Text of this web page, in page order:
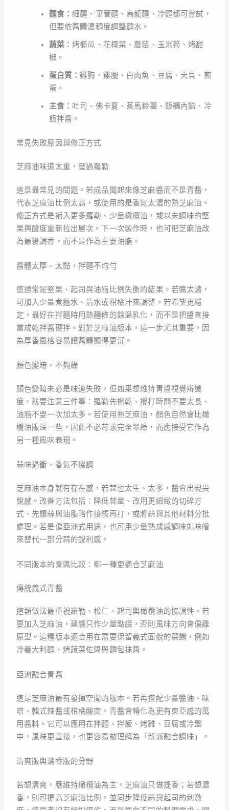
麵食：細麵、筆管麵、烏龍麵、冷麵都可嘗試，
但要依醬體濃稠度調整麵水。
蔬菜：烤櫛瓜、花椰菜、蘑菇、玉米筍、烤甜
椒。
蛋白質：雞胸、雞腿、白肉魚、豆腐、天貝、煎
蛋。
主食： 吐司、佛卡夏、蒸馬鈴薯、飯糰內餡、冷
飯拌醬。
常見失敗原因與修正方式
芝麻油味道太重，壓過羅勒
這是最常見的問題。若成品聞起來像芝麻醬而不是青醬，
代表芝麻油比例太高，或使用的是香氣太濃的熟芝麻油。
修正方式是補入更多羅勒、少量橄欖油，或以未調味的堅
果與酸度重新拉出層次。下一次製作時，也可把芝麻油改
為最後調香，而不是作為主要油脂。
醬體太厚、太黏，拌麵不均勻
這通常是堅果、起司與油脂比例失衡的結果。若醬太濃，
可加入少量煮麵水、清水或柑橘汁來調整。若希望更穩
定，最好在拌麵時用熱麵條的餘溫乳化，而不是把醬直接
當成乾拌醬硬拌。對於芝麻油版本，這一步尤其重要，因
為厚香風格容易讓醬體顯得更沉。
顏色變暗，不夠綠
顏色變暗未必是味道失敗，但如果想維持青醬視覺辨識
度，就要注意三件事：羅勒先擦乾、攪打時間不要太長、
油脂不要一次加太多。若使用熟芝麻油，顏色自然會比橄
欖油版深一些，因此不必苛求完全翠綠，而應接受它作為
另一種風味表現。
蒜味過衝、香氣不協調
芝麻油本身就有存在感，若蒜也太生、太多，醬會出現尖
銳感。改善方法包括：降低蒜量、改用更細緻的切碎方
式、先讓蒜與油脂略作接觸再打，或將蒜與其他材料分批
處理。若是偏亞洲式用途，也可用少量熟成感調味如味噌
來替代一部分蒜的銳利感。
不同版本的青醬比較：哪一種更適合芝麻油
傳統義式青醬
這類做法最重視羅勒、松仁、起司與橄欖油的協調性。若
要加入芝麻油，建議只作少量點綴，否則風味方向會偏離
原型。這種版本適合用在需要保留義式面貌的菜餚，例如
冷義大利麵、烤蔬菜佐醬與麵包抹醬。
亞洲融合青醬
這是芝麻油最有發揮空間的版本。若再搭配少量醬油、味
噌、韓式辣醬或柑橘酸度，青醬會轉化為更有東亞感的萬
用醬料。它可以應用在拌麵、拌飯、烤雞、豆腐或冷盤
中，風味更直接，也更容易被理解為「新派融合調味」。
清爽版與濃香版的分野
若想清爽，應維持橄欖油為主，芝麻油只做提香；若想濃
香，則可提高芝麻油比例，並同步降低蒜與起司的刺激